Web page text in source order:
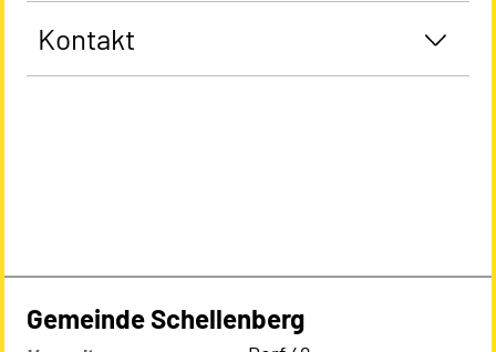
Kontakt
Gemeinde Schellenberg